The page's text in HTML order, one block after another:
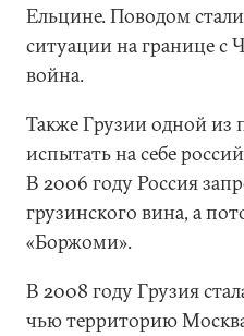
Ельцине. Поводом
ситуации на границе с
война.
Также Грузии одной из
испытать на себе
В 2006 году Россия
грузинского вина, а
«Боржоми».
В 2008 году Грузия
чью территорию Москва